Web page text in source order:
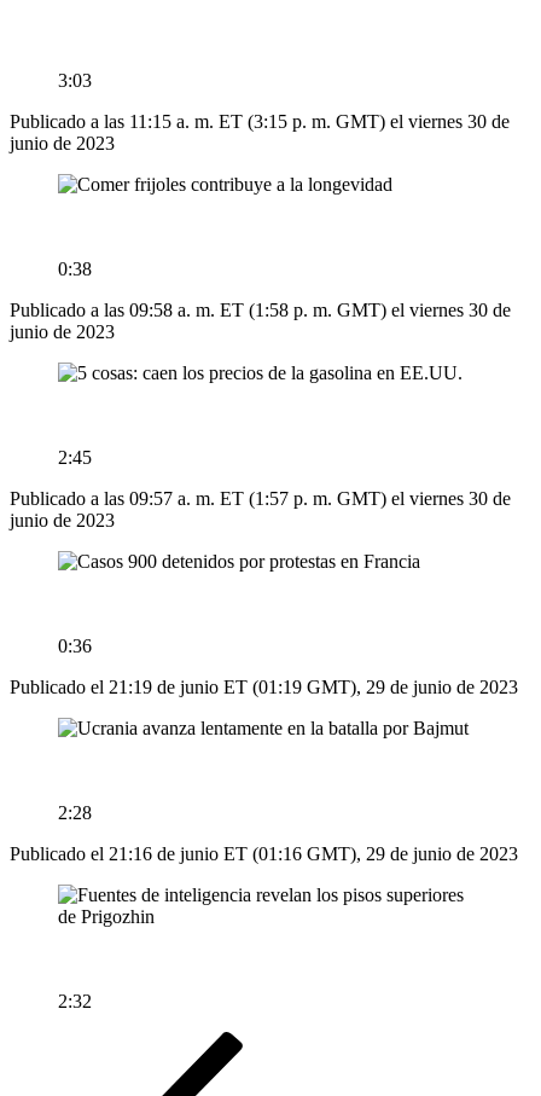
3:03
Publicado a las 11:15 a. m. ET (3:15 p. m. GMT) el viernes 30 de
junio de 2023
0:38
Publicado a las 09:58 a. m. ET (1:58 p. m. GMT) el viernes 30 de
junio de 2023
2:45
Publicado a las 09:57 a. m. ET (1:57 p. m. GMT) el viernes 30 de
junio de 2023
0:36
Publicado el 21:19 de junio ET (01:19 GMT), 29 de junio de 2023
2:28
Publicado el 21:16 de junio ET (01:16 GMT), 29 de junio de 2023
2:32